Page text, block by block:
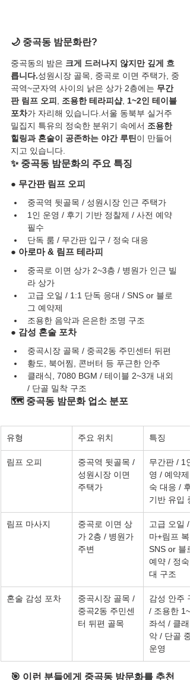
🌙 중곡동 밤문화란?
중곡동의 밤은 크게 드러나지 않지만 깊게 흐
릅니다.성원시장 골목, 중곡로 이면 주택가, 중
곡역~군자역 사이의 낡은 상가 2층에는 무간
판 림프 오피 , 조용한 테라피샵, 1~2인 테이블
포차가 자리해 있습니다.서울 동북부 실거주
밀집지 특유의 정숙한 분위기 속에서 조용한
힐링과 혼술이 공존하는 야간 루틴이 만들어
지고 있습니다.
✨ 중곡동 밤문화의 주요 특징
● 무간판 림프 오피
중곡역 뒷골목 / 성원시장 인근 주택가
1인 운영 / 후기 기반 정찰제 / 사전 예약
필수
단독 룸 / 무간판 입구 / 정숙 대응
● 아로마 & 림프 테라피
중곡로 이면 상가 2~3층 / 병원가 인근 빌
라 상가
고급 오일 / 1:1 단독 응대 / SNS or 블로
그 예약제
조용한 음악과 은은한 조명 구조
● 감성 혼술 포차
중곡시장 골목 / 중곡2동 주민센터 뒤편
황도, 북어찜, 콘버터 등 푸근한 안주
클래식, 7080 BGM / 테이블 2~3개 내외
/ 단골 밀착 구조
🗺️ 중곡동 밤문화 업소 분포
유형 주요 위치 특징
림프 오피
중곡역 뒷골목 /
성원시장 이면
주택가
무간판 / 1
영 / 예약제
숙 대응 /
기반 유입
림프 마사지
중곡로 이면 상
가 2층 / 병원가
주변
고급 오일 /
마+림프 복
SNS or 블
예약 / 정숙
대 구조
혼술 감성 포차
중곡시장 골목 /
중곡2동 주민센
터 뒤편 골목
감성 안주
/ 조용한
좌석 / 클래
악 / 단골
운영
🎯 이런 분들에게 중곡동 밤문화를 추천